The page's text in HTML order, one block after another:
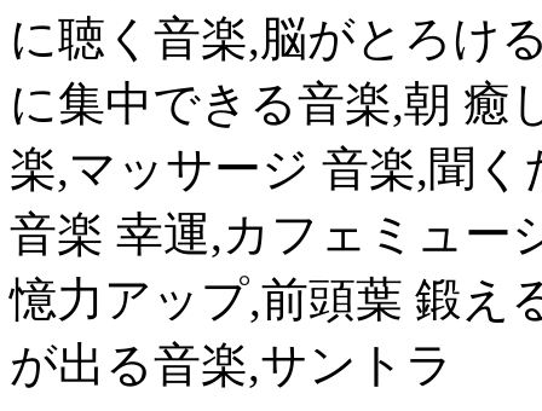
に聴く音楽,脳がとろけ
に集中できる音楽,朝 癒
楽,マッサージ 音楽,聞
音楽 幸運,カフェミュー
憶力アップ,前頭葉 鍛え
が出る音楽,サントラ